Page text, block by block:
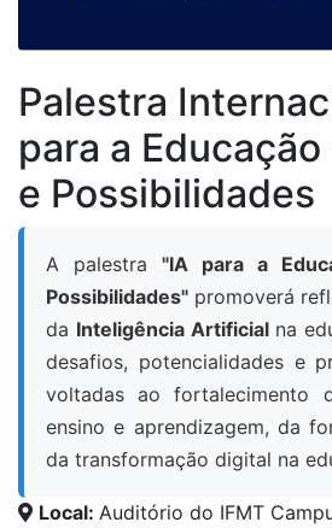
Palestra
para a
e Possibilidades
A palestra "IA para a
Possibilidades" promoverá
da Inteligência Artificialna
desafios, potencialidades e
voltadas ao fortalecimento
ensino e aprendizagem, da
da transformação digital na
Local: Auditório do IFMT